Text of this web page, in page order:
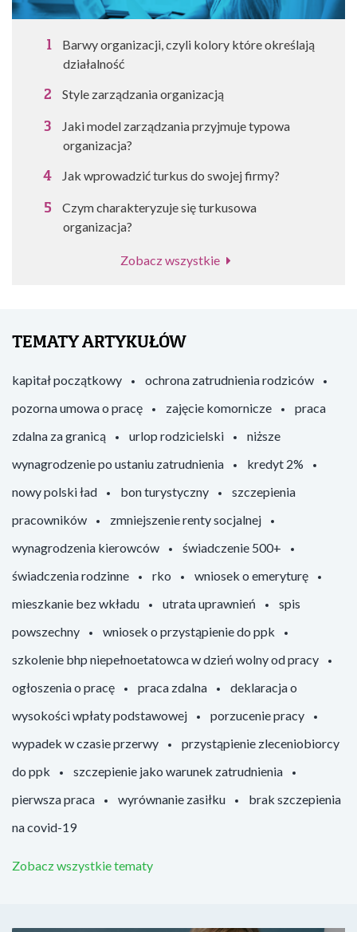
Barwy organizacji, czyli kolory które określają
działalność
Style zarządzania organizacją
Jaki model zarządzania przyjmuje typowa
organizacja?
Jak wprowadzić turkus do swojej firmy?
Czym charakteryzuje się turkusowa
organizacja?
Zobacz wszystkie
TEMATY ARTYKUŁÓW
kapitał początkowy
ochrona zatrudnienia rodziców
pozorna umowa o pracę
zajęcie komornicze
praca
zdalna za granicą
urlop rodzicielski
niższe
wynagrodzenie po ustaniu zatrudnienia
kredyt 2%
nowy polski ład
bon turystyczny
szczepienia
pracowników
zmniejszenie renty socjalnej
wynagrodzenia kierowców
świadczenie 500+
świadczenia rodzinne
rko
wniosek o emeryturę
mieszkanie bez wkładu
utrata uprawnień
spis
powszechny
wniosek o przystąpienie do ppk
szkolenie bhp niepełnoetatowca w dzień wolny od pracy
ogłoszenia o pracę
praca zdalna
deklaracja o
wysokości wpłaty podstawowej
porzucenie pracy
wypadek w czasie przerwy
przystąpienie zleceniobiorcy
do ppk
szczepienie jako warunek zatrudnienia
pierwsza praca
wyrównanie zasiłku
brak szczepienia
na covid-19
Zobacz wszystkie tematy